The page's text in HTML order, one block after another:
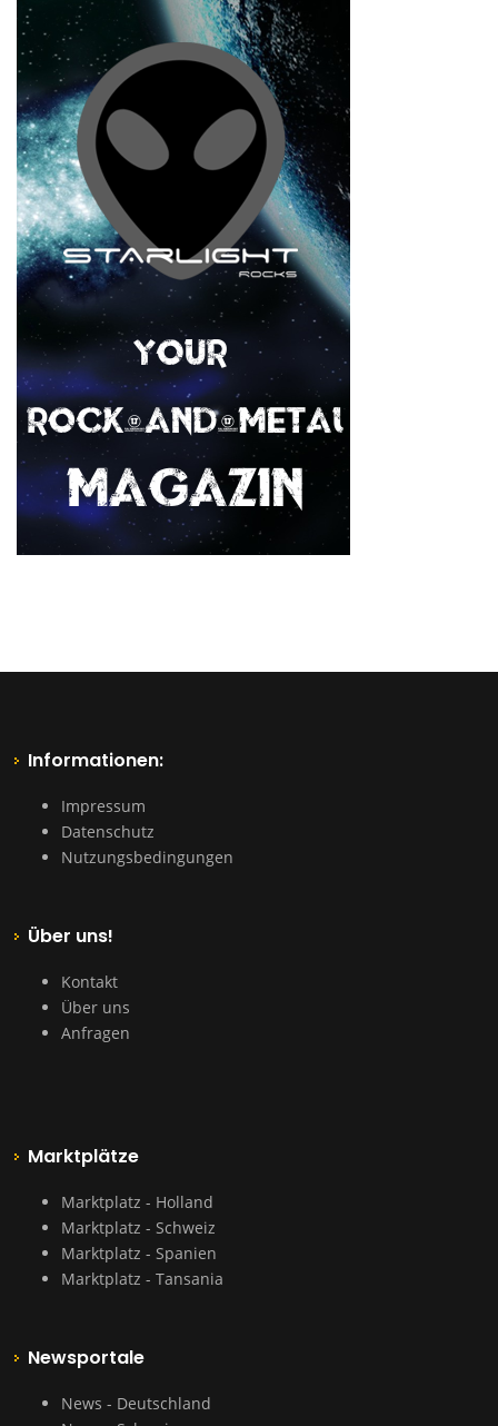
Informationen:
Impressum
Datenschutz
Nutzungsbedingungen
Über uns!
Kontakt
Über uns
Anfragen
Marktplätze
Marktplatz - Holland
Marktplatz - Schweiz
Marktplatz - Spanien
Marktplatz - Tansania
Newsportale
News - Deutschland